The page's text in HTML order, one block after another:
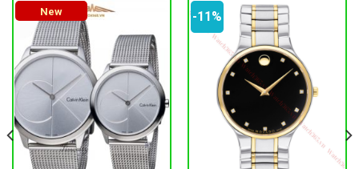
New -11%